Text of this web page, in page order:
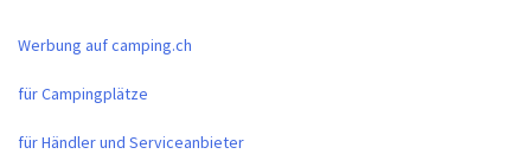
Werbung auf camping.ch
für Campingplätze
für Händler und Serviceanbieter